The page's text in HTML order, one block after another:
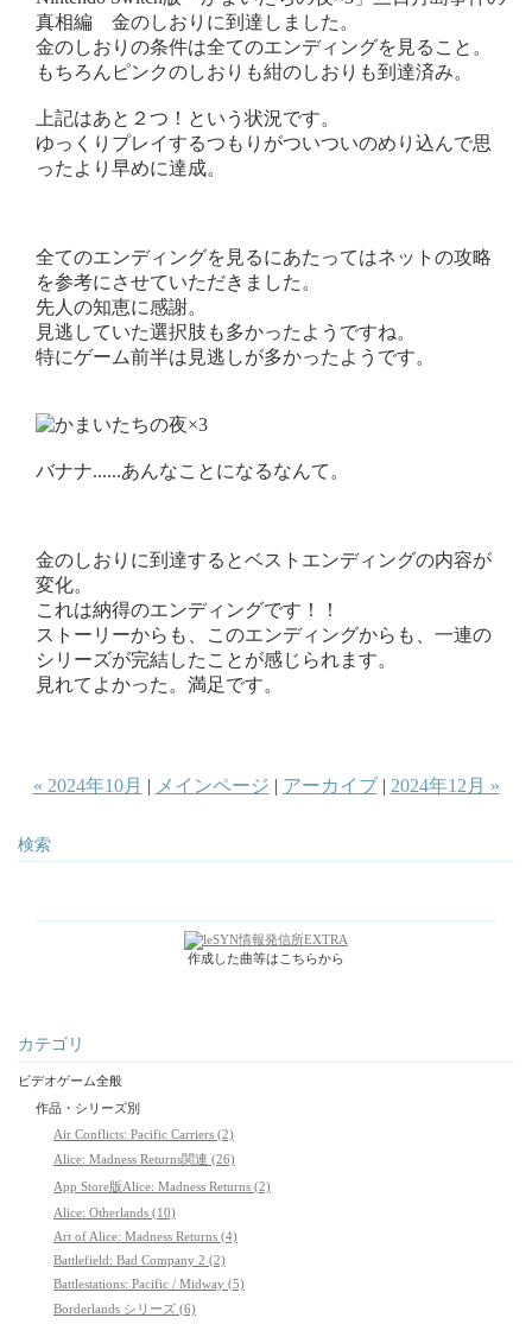
真相編 金のしおりに到達しました。
金のしおりの条件は全てのエンディングを見ること。
もちろんピンクのしおりも紺のしおりも到達済み。
上記はあと２つ！という状況です。
ゆっくりプレイするつもりがついついのめり込んで思
ったより早めに達成。
全てのエンディングを見るにあたってはネットの攻略
を参考にさせていただきました。
先人の知恵に感謝。
見逃していた選択肢も多かったようですね。
特にゲーム前半は見逃しが多かったようです。
バナナ......あんなことになるなんて。
金のしおりに到達するとベストエンディングの内容が
変化。
これは納得のエンディングです！！
ストーリーからも、このエンディングからも、一連の
シリーズが完結したことが感じられます。
見れてよかった。満足です。
« 2024年10月 | メインページ | アーカイブ| 2024年12月 »
検索
作成した曲等はこちらから
カテゴリ
ビデオゲーム全般
作品・シリーズ別
Air Conflicts: Pacific Carriers (2)
Alice: Madness Returns関連 (26)
App Store版Alice: Madness Returns (2)
Alice: Otherlands (10)
Art of Alice: Madness Returns (4)
Battlefield: Bad Company 2 (2)
Battlestations: Pacific / Midway (5)
Borderlands シリーズ (6)